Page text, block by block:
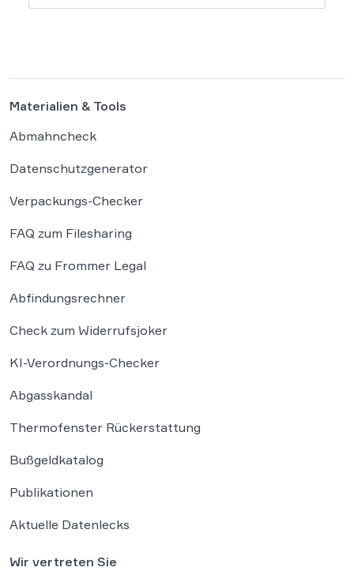
wie diese Werke geschützt sind: Ein Problem,
Materialien & Tools
Abmahncheck
Datenschutzgenerator
Verpackungs-Checker
FAQ zum Filesharing
FAQ zu Frommer Legal
Abfindungsrechner
Check zum Widerrufsjoker
KI-Verordnungs-Checker
Abgasskandal
Thermofenster Rückerstattung
Bußgeldkatalog
Publikationen
Aktuelle Datenlecks
Wir vertreten Sie